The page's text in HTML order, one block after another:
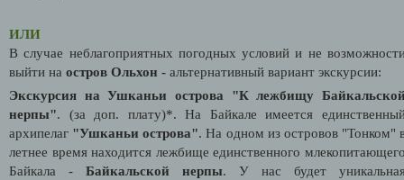
ИЛИ
В случае неблагоприятных погодных условий и не
выйти на остров Ольхон - альтернативный вариант экскурсии:
Экскурсия на Ушканьи острова "К лежбищу
нерпы".
(за доп. плату)*. На Байкале имеется
архипелаг "Ушканьи острова". На одном из островов "Тонком"
летнее время находится лежбище единственного
Байкала - Байкальской нерпы. У нас будет